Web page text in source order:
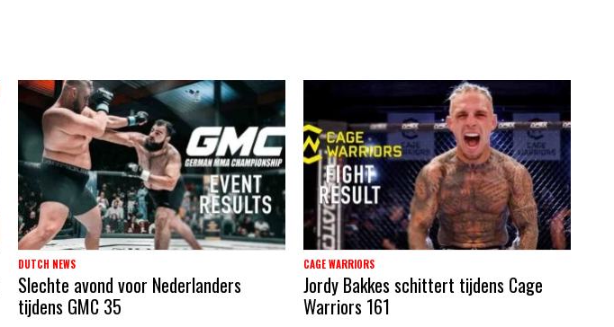
DUTCH NEWS
Slechte avond voor Nederlanders
tijdens GMC 35
CAGE WARRIORS
Jordy Bakkes schittert tijdens Cage
Warriors 161